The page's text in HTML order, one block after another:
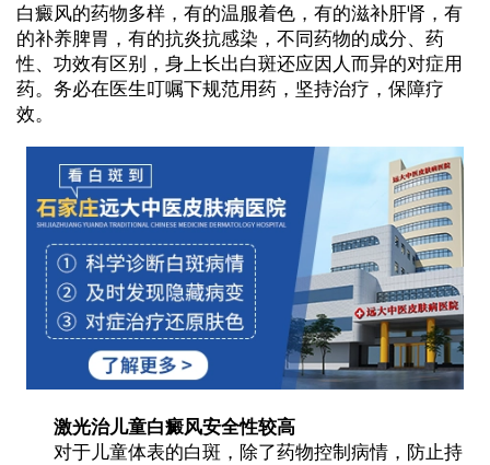
白癜风的药物多样，有的温服着色，有的滋补肝肾，有
的补养脾胃，有的抗炎抗感染，不同药物的成分、药
性、功效有区别，身上长出白斑还应因人而异的对症用
药。务必在医生叮嘱下规范用药，坚持治疗，保障疗
效。
激光治儿童白癜风安全性较高
对于儿童体表的白斑，除了药物控制病情，防止持